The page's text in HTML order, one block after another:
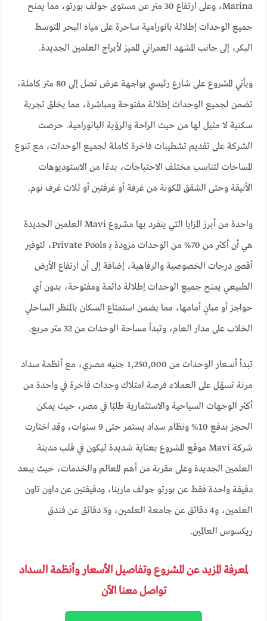
Marina، وعلى ارتفاع 30 متر عن مستوى جولف بورتو، مما يمنح
جميع الوحدات إطلالة بانورامية ساحرة على مياه البحر المتوسط
البكر، إلى جانب المشهد العمراني المميز لأبراج العلمين الجديدة.
ويأتي المشروع على شارع رئيسي بواجهة عرض تصل إلى 80 متر كاملة،
تضمن لجميع الوحدات إطلالة مفتوحة ومباشرة، مما يخلق تجربة
سكنية لا مثيل لها من حيث الراحة والرؤية البانورامية. حرصت
الشركة على تقديم تشطيبات فاخرة كاملة لجميع الوحدات، مع تنوع
المساحات لتناسب مختلف الاحتياجات، بدءًا من الاستوديوهات
الأنيقة وحتى الشقق المكونة من غرفة أو غرفتين أو ثلاث غرف نوم.
واحدة من أبرز المزايا التي ينفرد بها مشروع Mavi العلمين الجديدة
هي أن أكثر من 70% من الوحدات مزودة بـ Private Pools، لتوفير
أقصى درجات الخصوصية والرفاهية، إضافة إلى أن ارتفاع الأرض
الطبيعي يمنح جميع الوحدات إطلالة دائمة ومفتوحة، بدون أي
حواجز أو مبانٍ أمامها، مما يضمن استمتاع السكان بالمنظر الساحلي
الخلاب على مدار العام، وتبدأ مساحة الوحدات من 32 متر مربع.
تبدأ أسعار الوحدات من 1,250,000 جنيه مصري، مع أنظمة سداد
مرنة تسهّل على العملاء فرصة امتلاك وحدات فاخرة في واحدة من
أكثر الوجهات السياحية والاستثمارية طلبًا في مصر، حيث يمكن
الحجز بدفع 10% ونظام سداد يستمر حتى 9 سنوات، وقد اختارت
شركة Mavi موقع المشروع بعناية شديدة ليكون في قلب مدينة
العلمين الجديدة وعلى مقربة من أهم المعالم والخدمات، حيث يبعد
دقيقة واحدة فقط عن بورتو جولف مارينا، ودقيقتين عن داون تاون
العلمين، و4 دقائق عن جامعة العلمين، و5 دقائق عن فندق
ريكسوس العالمين.
لمعرفة المزيد عن المشروع وتفاصيل الأسعار وأنظمة السداد
تواصل معنا الآن